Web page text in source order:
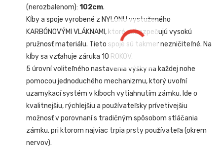
(nerozbalenom):102cm.
Kĺby a spoje vyrobené z NYLONU vystuženého
KARBÓNOVÝMI VLÁKNAMI, ktoré zabezpečujú vysokú
pružnosť materiálu. Tieto spoje sú takmer nezničiteľné. Na
kĺby sa vzťahuje záruka 10 ROKOV.
5 úrovní voliteľného nastavenia výšky na každej nohe
pomocou jednoduchého mechanizmu, ktorý uvoľní
uzamykací systém v kĺboch vytiahnutím zámku. Ide o
kvalitnejšiu, rýchlejšiu a používateľsky prívetivejšiu
možnosť v porovnaní s tradičným spôsobom stláčania
zámku, pri ktorom najviac trpia prsty používateľa (okrem
nervov).